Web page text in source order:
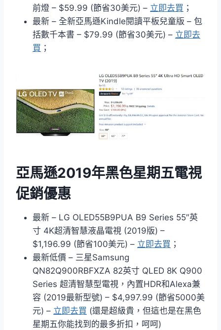
前燈 – $59.99 (節省30美元) – 立即去買 ；
最新 – 全新亞馬遜Kindle閱讀平板兒童版 – 包
括數千本書 – $79.99 (節省30美元) – 立即去
買 ；
亞馬遜2019年黑色星期五電視
促銷優惠
最新 – LG OLED55B9PUA B9 Series 55″英
寸 4K超清智慧液晶電視 (2019版) –
$1,196.99 (節省100美元) – 立即去買 ；
最新低價 – 三星Samsung
QN82Q900RBFXZA 82英寸 QLED 8K Q900
Series 超清智慧型電視，內置HDR和Alexa兼
容 (2019最新型號) – $4,997.99 (節省5000美
元) – 立即去買 (還是超級貴，但這也是在黑色
星期五你能找到的最多折扣，呵呵)